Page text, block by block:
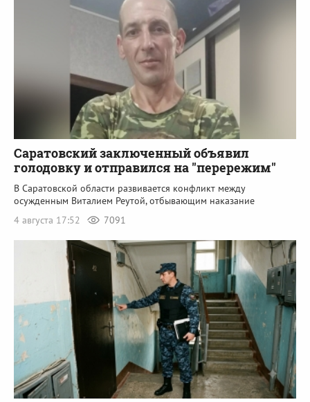
Саратовский заключенный объявил
голодовку и отправился на "перережим"
В Саратовской области развивается конфликт между
осужденным Виталием Реутой, отбывающим наказание
4 августа 17:52
7091